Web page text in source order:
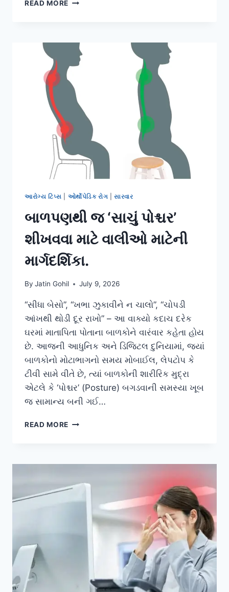
READ MORE
અને
લિમ્ફેડેમા
(LYMPHEDEMA)
માટેનું
નવું
મશીન.
આરોગ્ય ટિપ્સ ઓર્થોપેડિક રોગ |સારવાર
બાળપણથી જ ‘સાચું પોશ્ચર’
શીખવવા માટે વાલીઓ માટેની
માર્ગદર્શિકા.
By Jatin Gohil July 9, 2026
“સીધા બેસો”, “ખભા ઝુકાવીને ન ચાલો”, “ચોપડી
આંખથી થોડી દૂર રાખો” – આ વાક્યો કદાચ દરેક
ઘરમાં માતાપિતા પોતાના બાળકોને વારંવાર કહેતા હોય
છે. આજની આધુનિક અને ડિજિટલ દુનિયામાં, જ્યાં
બાળકોનો મોટાભાગનો સમય મોબાઈલ, લેપટોપ કે
ટીવી સામે વીતે છે, ત્યાં બાળકોની શારીરિક મુદ્રા
એટલે કે ‘પોશ્ચર’ (Posture) બગડવાની સમસ્યા ખૂબ
જ સામાન્ય બની ગઈ…
READ MORE બાળપણથી
શીખવવા
વાલીઓ
માર્ગદર્શિકા.